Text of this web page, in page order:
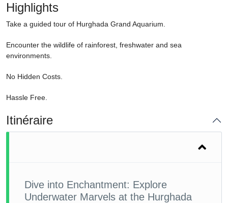
Highlights
Take a guided tour of Hurghada Grand Aquarium.
Encounter the wildlife of rainforest, freshwater and sea
environments.
No Hidden Costs.
Hassle Free.
Itinéraire
Dive into Enchantment: Explore
Underwater Marvels at the Hurghada